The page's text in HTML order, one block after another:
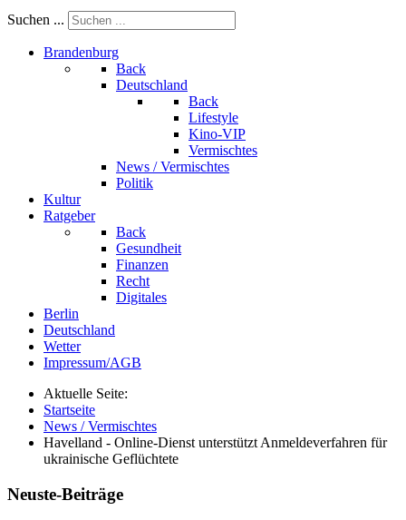
Suchen ...
Brandenburg
Back
Deutschland
Back
Lifestyle
Kino-VIP
Vermischtes
News / Vermischtes
Politik
Kultur
Ratgeber
Back
Gesundheit
Finanzen
Recht
Digitales
Berlin
Deutschland
Wetter
Impressum/AGB
Aktuelle Seite:
Startseite
News / Vermischtes
Havelland - Online-Dienst unterstützt Anmeldeverfahren für
ukrainische Geflüchtete
Neuste-Beiträge